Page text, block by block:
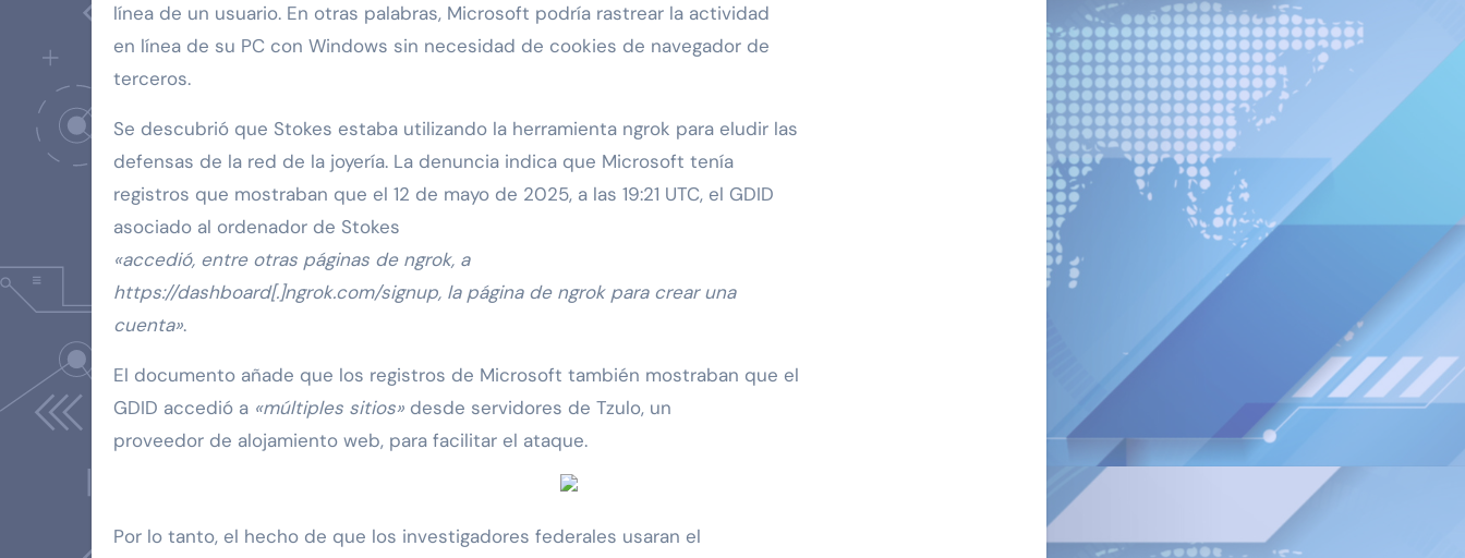
línea de un usuario. En otras palabras, Microsoft podría rastrear la actividad
en línea de su PC con Windows sin necesidad de cookies de navegador de
terceros.
Se descubrió que Stokes estaba utilizando la herramienta ngrok para eludir las
defensas de la red de la joyería. La denuncia indica que Microsoft tenía
registros que mostraban que el 12 de mayo de 2025, a las 19:21 UTC, el GDID
asociado al ordenador de Stokes
«accedió, entre otras páginas de ngrok, a
https://dashboard[.]ngrok.com/signup, la página de ngrok para crear una
cuenta».
El documento añade que los registros de Microsoft también mostraban que el
GDID accedió a «múltiples sitios» desde servidores de Tzulo, un
proveedor de alojamiento web, para facilitar el ataque.
Por lo tanto, el hecho de que los investigadores federales usaran el